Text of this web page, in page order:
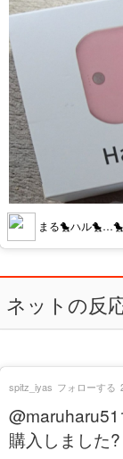
まる🐤ハル
ネットの反
購入しました?
spitz_iyas フォローする